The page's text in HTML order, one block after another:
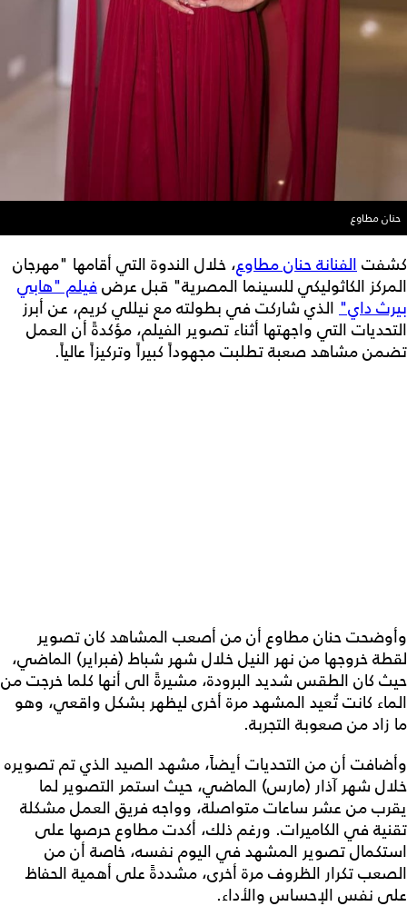
حنان مطاوع
كشفتالفنانة حنان مطاوع، خلال الندوة التي أقامها "مهرجان
المركز الكاثوليكي للسينما المصرية" قبل عرضفيلم "هابي
بيرث داي" الذي شاركت في بطولته مع نيللي كريم، عن أبرز
التحديات التي واجهتها أثناء تصوير الفيلم، مؤكدةً أن العمل
تضمن مشاهد صعبة تطلبت مجهوداً كبيراً وتركيزاً عالياً.
وأوضحت حنان مطاوع أن من أصعب المشاهد كان تصوير
لقطة خروجها من نهر النيل خلال شهر شباط (فبراير) الماضي،
حيث كان الطقس شديد البرودة، مشيرةً الى أنها كلما خرجت من
الماء كانت تُعيد المشهد مرة أخرى ليظهر بشكل واقعي، وهو
ما زاد من صعوبة التجربة.
وأضافت أن من التحديات أيضاً، مشهد الصيد الذي تم تصويره
خلال شهر آذار (مارس) الماضي، حيث استمر التصوير لما
يقرب من عشر ساعات متواصلة، وواجه فريق العمل مشكلة
تقنية في الكاميرات. ورغم ذلك، أكدت مطاوع حرصها على
استكمال تصوير المشهد في اليوم نفسه، خاصة أن من
الصعب تكرار الظروف مرة أخرى، مشددةً على أهمية الحفاظ
على نفس الإحساس والأداء.